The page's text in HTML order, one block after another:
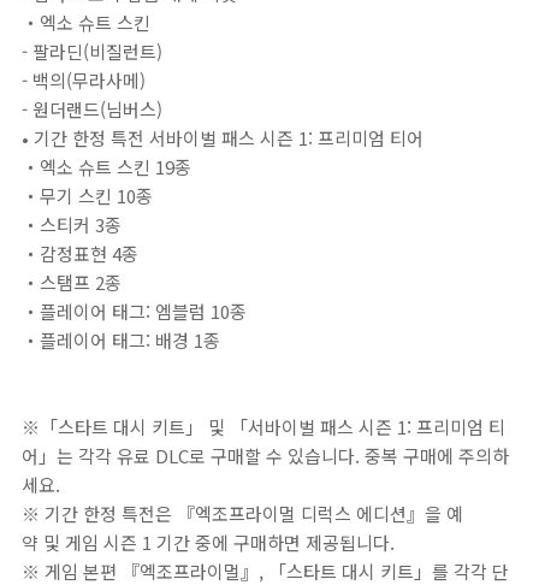
・엑소 슈트 스킨
- 팔라딘(비질런트)
- 백의(무라사메)
- 원더랜드(님버스)
• 기간 한정 특전 서바이벌 패스 시즌 1: 프리미엄 티어
・엑소 슈트 스킨 19종
・무기 스킨 10종
・스티커 3종
・감정표현 4종
・스탬프 2종
・플레이어 태그: 엠블럼 10종
・플레이어 태그: 배경 1종
※「스타트 대시 키트」 및 「서바이벌 패스 시즌 1: 프리미엄 티
어」는 각각 유료 DLC로 구매할 수 있습니다. 중복 구매에 주의하
세요.
※ 기간 한정 특전은 『엑조프라이멀 디럭스 에디션』을 예
약 및 게임 시즌 1 기간 중에 구매하면 제공됩니다.
※ 게임 본편 『엑조프라이멀』, 「스타트 대시 키트」를 각각 단